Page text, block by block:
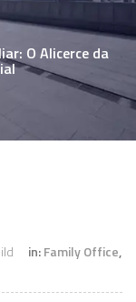
O Alicerce da
in:Family Office,